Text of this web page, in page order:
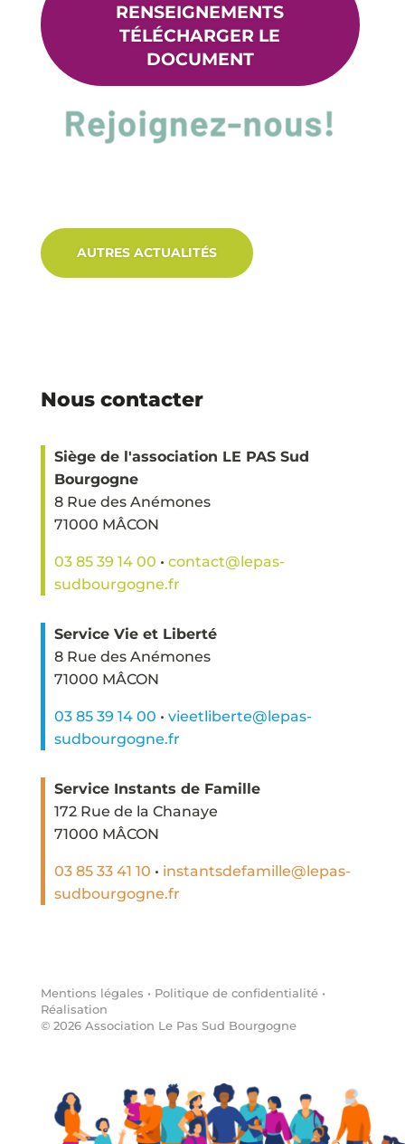
RENSEIGNEMENTS
TÉLÉCHARGER LE
DOCUMENT
AUTRES ACTUALITÉS
Nous contacter
Siège de l'association LE PAS Sud
Bourgogne
8 Rue des Anémones
71000 MÂCON
03 85 39 14 00 • contact@lepas-
sudbourgogne.fr
Service Vie et Liberté
8 Rue des Anémones
71000 MÂCON
03 85 39 14 00 • vieetliberte@lepas-
sudbourgogne.fr
Service Instants de Famille
172 Rue de la Chanaye
71000 MÂCON
03 85 33 41 10 • instantsdefamille@lepas-
sudbourgogne.fr
Mentions légales • Politique de confidentialité•
Réalisation
© 2026Association Le Pas Sud Bourgogne